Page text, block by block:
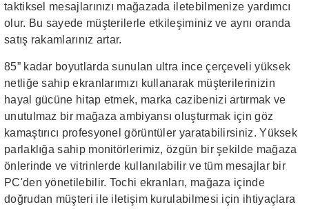
taktiksel mesajlarınızı mağazada iletebilmenize yardımcı
olur. Bu sayede müşterilerle etkileşiminiz ve aynı oranda
satış rakamlarınız artar.
85” kadar boyutlarda sunulan ultra ince çerçeveli yüksek
netliğe sahip ekranlarımızı kullanarak müşterilerinizin
hayal gücüne hitap etmek, marka cazibenizi artırmak ve
unutulmaz bir mağaza ambiyansı oluşturmak için göz
kamaştırıcı profesyonel görüntüler yaratabilirsiniz. Yüksek
parlaklığa sahip monitörlerimiz, özgün bir şekilde mağaza
önlerinde ve vitrinlerde kullanılabilir ve tüm mesajlar bir
PC'den yönetilebilir. Tochi ekranları, mağaza içinde
doğrudan müşteri ile iletişim kurulabilmesi için ihtiyaçlara